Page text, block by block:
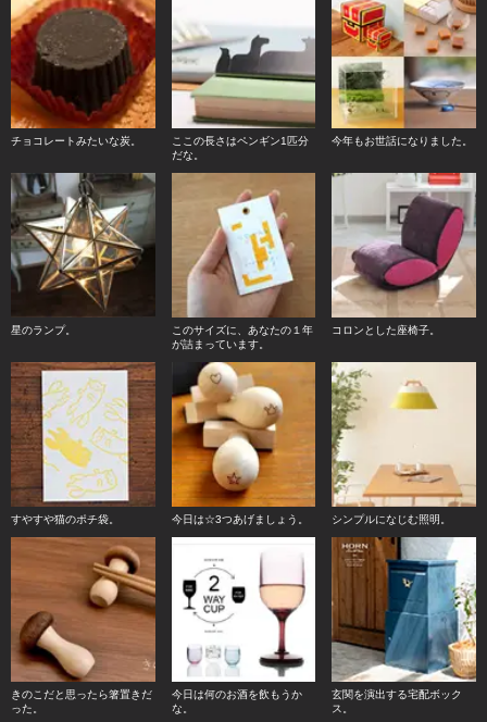
チョコレートみたいな炭。
ここの長さはペンギン1匹分
だな。
今年もお世話になりました。
星のランプ。
このサイズに、あなたの１年
が詰まっています。
コロンとした座椅子。
すやすや猫のポチ袋。 今日は☆3つあげましょう。 シンプルになじむ照明。
きのこだと思ったら箸置きだ
った。
今日は何のお酒を飲もうか
な。
玄関を演出する宅配ボック
ス。